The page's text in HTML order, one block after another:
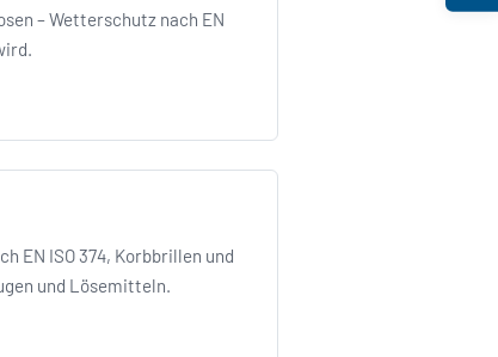
– Wetterschutz nach EN
EN ISO 374, Korbbrillen und
und Lösemitteln.